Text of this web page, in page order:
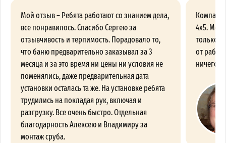
Мой отзыв – Ребята работают со знанием дела,
все понравилось. Спасибо Сергею за
отзывчивость и терпимость. Порадовало то,
что баню предварительно заказывал за 3
месяца и за это время ни цены ни условия не
поменялись, даже предварительная дата
установки осталась та же. На установке ребята
трудились на покладая рук, включая и
разгрузку. Все очень быстро. Отдельная
благодарность Алексею и Владимиру за
монтаж сруба.
4х5.
только
от
ничего